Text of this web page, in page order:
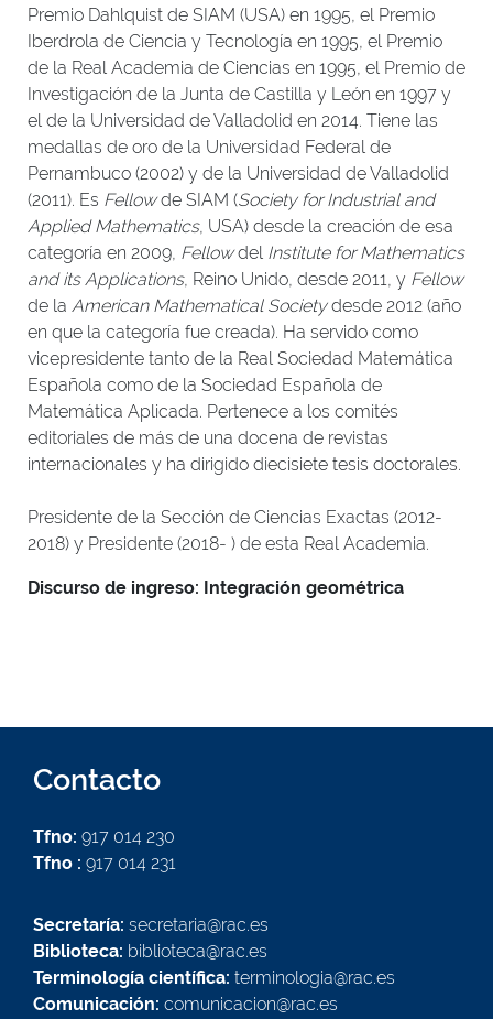
Premio Dahlquist de SIAM (USA) en 1995, el Premio
Iberdrola de Ciencia y Tecnología en 1995, el Premio
de la Real Academia de Ciencias en 1995, el Premio de
Investigación de la Junta de Castilla y León en 1997 y
el de la Universidad de Valladolid en 2014. Tiene las
medallas de oro de la Universidad Federal de
Pernambuco (2002) y de la Universidad de Valladolid
(2011). Es Fellowde SIAM (Society for Industrial and
Applied Mathematics, USA) desde la creación de esa
categoría en 2009, Fellowdel Institute for Mathematics
and its Applications, Reino Unido, desde 2011, y Fellow
de la American Mathematical Societydesde 2012 (año
en que la categoría fue creada). Ha servido como
vicepresidente tanto de la Real Sociedad Matemática
Española como de la Sociedad Española de
Matemática Aplicada. Pertenece a los comités
editoriales de más de una docena de revistas
internacionales y ha dirigido diecisiete tesis doctorales.
Presidente de la Sección de Ciencias Exactas (2012-
2018) y Presidente (2018- ) de esta Real Academia.
Discurso de ingreso: Integración geométrica
Contacto
Tfno: 917 014 230
Tfno : 917 014 231
Secretaría: secretaria@rac.es
Biblioteca: biblioteca@rac.es
Terminología científica: terminologia@rac.es
Comunicación: comunicacion@rac.es